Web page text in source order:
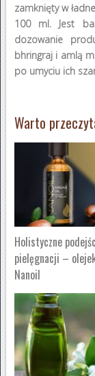
zamknięty w
100 ml. Jest
dozowanie
bhringraj i amlą
po umyciu ich
Warto
Holistyczne
pielęgnacji –
Nanoil